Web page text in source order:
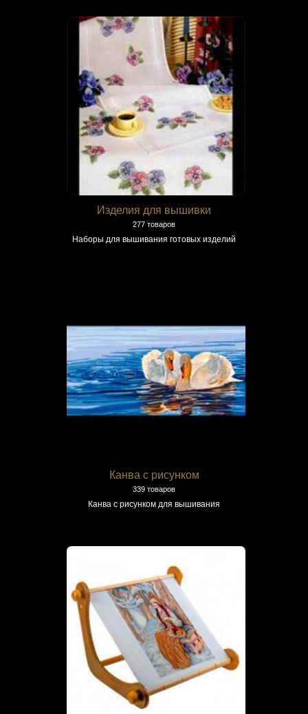
Изделия для вышивки
277 товаров
Наборы для вышивания готовых изделий
Канва с рисунком
339 товаров
Канва с рисунком для вышивания